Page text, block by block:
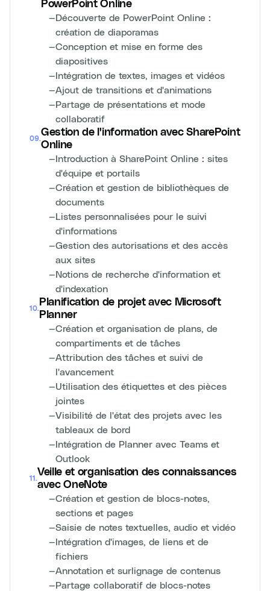
PowerPoint Online
—Découverte de PowerPoint Online :
création de diaporamas
—Conception et mise en forme des
diapositives
—Intégration de textes, images et vidéos
—Ajout de transitions et d'animations
—Partage de présentations et mode
collaboratif
09.
Gestion de l'information avec SharePoint
Online
—Introduction à SharePoint Online : sites
d'équipe et portails
—Création et gestion de bibliothèques de
documents
—Listes personnalisées pour le suivi
d'informations
—Gestion des autorisations et des accès
aux sites
—Notions de recherche d'information et
d'indexation
10.
Planification de projet avec Microsoft
Planner
—Création et organisation de plans, de
compartiments et de tâches
—Attribution des tâches et suivi de
l'avancement
—Utilisation des étiquettes et des pièces
jointes
—Visibilité de l'état des projets avec les
tableaux de bord
—Intégration de Planner avec Teams et
Outlook
11 .
Veille et organisation des connaissances
avec OneNote
—Création et gestion de blocs-notes,
sections et pages
—Saisie de notes textuelles, audio et vidéo
—Intégration d'images, de liens et de
fichiers
—Annotation et surlignage de contenus
—Partage collaboratif de blocs-notes